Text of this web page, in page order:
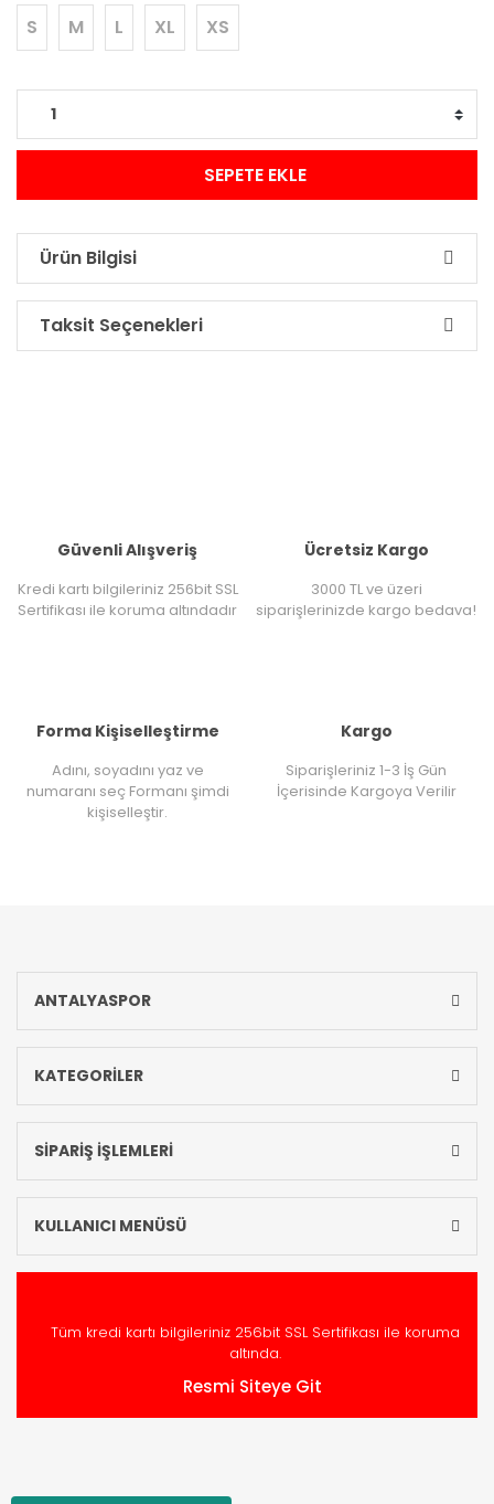
S M L XL XS
SEPETE EKLE
Ürün Bilgisi
Taksit Seçenekleri
Güvenli Alışveriş
Kredi kartı bilgileriniz 256bit SSL
Sertifikası ile koruma altındadır
Ücretsiz Kargo
3000 TL ve üzeri
siparişlerinizde kargo bedava!
Forma Kişiselleştirme
Adını, soyadını yaz ve
numaranı seç Formanı şimdi
kişiselleştir.
Kargo
Siparişleriniz 1-3 İş Gün
İçerisinde Kargoya Verilir
ANTALYASPOR
KATEGORİLER
SİPARİŞ İŞLEMLERİ
KULLANICI MENÜSÜ
Tüm kredi kartı bilgileriniz 256bit SSL Sertifikası ile koruma
altında.
Resmi Siteye Git